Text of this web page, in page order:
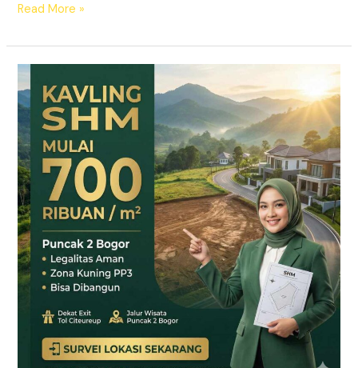
Read More »
HARMONI
PRIME
EAST
BOGOR
–
KAVLING
SHM
LEGAL
DI
PUNCAK
2
BOGOR